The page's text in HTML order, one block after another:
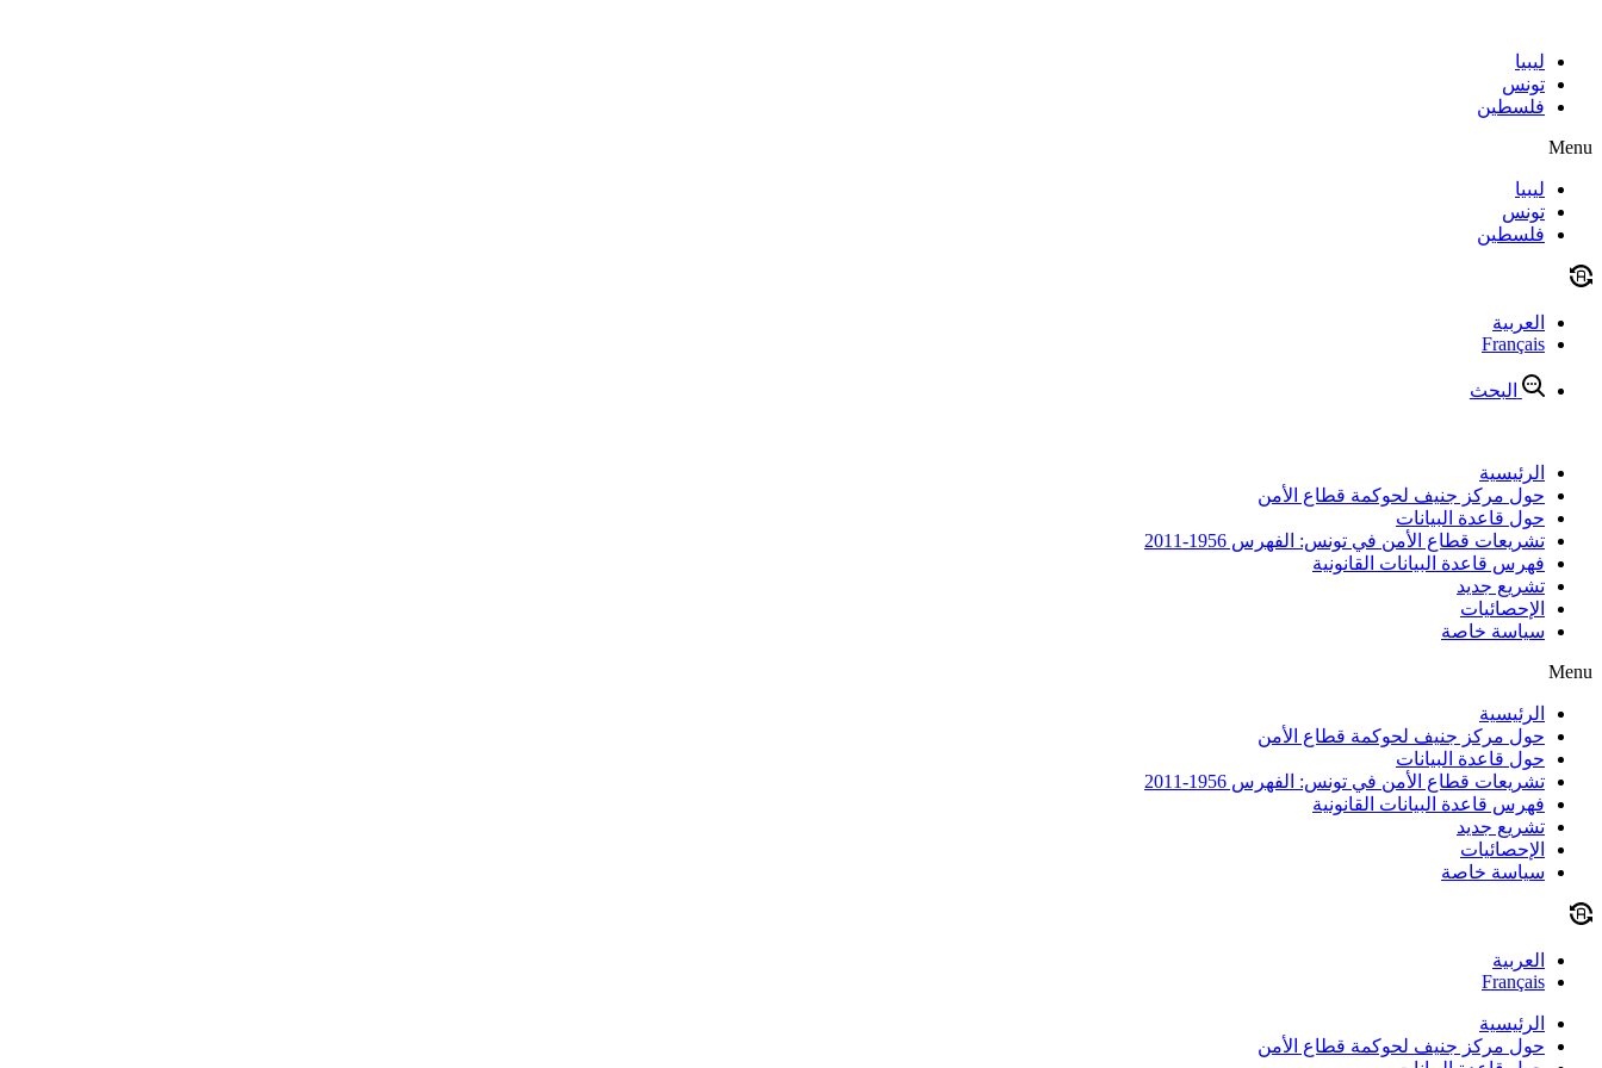
contentليبيا
تونس
فلسطين
Menu
ليبيا
تونس
فلسطين
العربية
Français
البحث
الرئيسية
حول مركز جنيف لحوكمة قطاع الأمن
حول قاعدة البيانات
تشريعات قطاع الأمن في تونس: الفهرس 1956-2011
فهرس قاعدة البيانات القانونية
تشريع جديد
الإحصائيات
سياسة خاصة
Menu
الرئيسية
حول مركز جنيف لحوكمة قطاع الأمن
حول قاعدة البيانات
تشريعات قطاع الأمن في تونس: الفهرس 1956-2011
فهرس قاعدة البيانات القانونية
تشريع جديد
الإحصائيات
سياسة خاصة
العربية
Français
الرئيسية
حول مركز جنيف لحوكمة قطاع الأمن